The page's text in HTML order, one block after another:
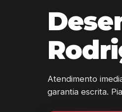
Atendimento
garantia escrita.